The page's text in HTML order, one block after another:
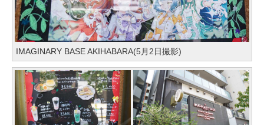
IMAGINARY BASE AKIHABARA(5月2日撮影)